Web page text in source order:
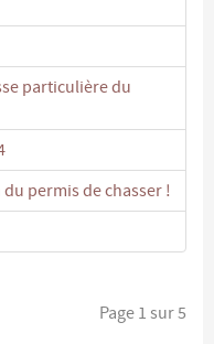
particulière du
du permis de chasser !
Page 1 sur 5